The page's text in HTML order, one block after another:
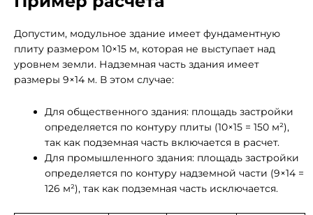
Допустим, модульное здание имеет фундаментную
плиту размером 10×15 м, которая не выступает над
уровнем земли. Надземная часть здания имеет
размеры 9×14 м. В этом случае:
Для общественного здания: площадь застройки
определяется по контуру плиты (10×15 = 150 м²),
так как подземная часть включается в расчет.
Для промышленного здания: площадь застройки
определяется по контуру надземной части (9×14 =
126 м²), так как подземная часть исключается.